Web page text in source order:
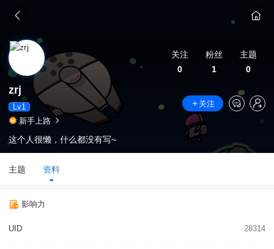
关注
0
粉丝
1
主题
0
zrj
Lv1
关注
新手上路
这个人很懒，什么都没有写~
主题 资料
影响力
UID 28314